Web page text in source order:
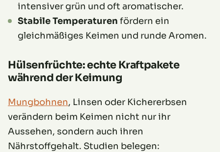
intensiver grün und oft aromatischer.
Stabile Temperaturen fördern ein
gleichmäßiges Keimen und runde Aromen.
Hülsenfrüchte: echte Kraftpakete
während der Keimung
Mungbohnen, Linsen oder Kichererbsen
verändern beim Keimen nicht nur ihr
Aussehen, sondern auch ihren
Nährstoffgehalt. Studien belegen: